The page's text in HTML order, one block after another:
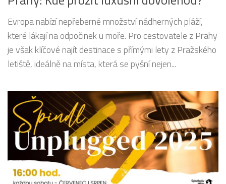
Evropa nabízí nepřeberné množství nádherných pláží,
které lákají na odpočinek u moře. Pro cestovatele z Prahy
je však klíčové najít destinace s přímými lety z Pražského
letiště, ideálně na místa, která se pyšní nejen...